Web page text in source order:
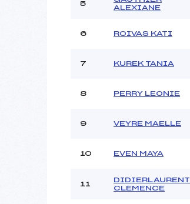
5
ALEXIANE
6 ROIVAS KATI
7 KUREK TANIA
8 PERRY LEONIE
9 VEYRE MAELLE
10 EVEN MAYA
11
DIDIERLAURENT
CLEMENCE